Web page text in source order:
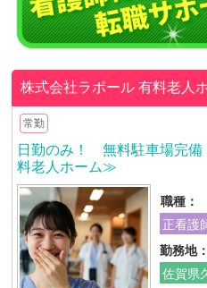
株式会社ラポール有料老人
常勤
日勤のみ！ 無料駐車場完
料老人ホーム≫
職種：
正看護
勤務地：
佐賀県